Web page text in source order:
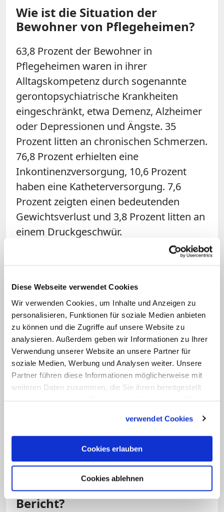
Diese Webseite verwendet Cookies
Wir verwenden Cookies, um Inhalte und Anzeigen zu
personalisieren, Funktionen für soziale Medien anbieten
zu können und die Zugriffe auf unsere Website zu
analysieren. Außerdem geben wir Informationen zu Ihrer
Verwendung unserer Website an unsere Partner für
soziale Medien, Werbung und Analysen weiter. Unsere
Partner führen diese Informationen möglicherweise mit
weiteren Daten zusammen, die Sie ihnen bereitgestellt
verwendet Cookies
Cookies erlauben
Cookies ablehnen
Wie ist die Situation der
Bewohner von Pflegeheimen?
63,8 Prozent der Bewohner in
Pflegeheimen waren in ihrer
Alltagskompetenz durch sogenannte
gerontopsychiatrische Krankheiten
eingeschränkt, etwa Demenz, Alzheimer
oder Depressionen und Ängste. 35
Prozent litten an chronischen Schmerzen.
76,8 Prozent erhielten eine
Inkontinenzversorgung, 10,6 Prozent
haben eine Katheterversorgung. 7,6
Prozent zeigten einen bedeutenden
Gewichtsverlust und 3,8 Prozent litten an
einem Druckgeschwür.
Bei den ambulanten Diensten
bewerteten es die Prüfer positiv, dass bei
83,6 Prozent der Pflegebedürftigen in
deren Wohnungen Beratungen etwa
über Sturzrisiken durchgeführt wurden.
2012 war dies nur bei 50,1 Prozent der
Fall. Bei 14,1 Prozent der
für die keine ärztliche Verordnung vorlag,
oder Medikamente mit falscher
Wirkstoffkonzentration verabreicht
(2012: 22,5 Prozent).
Auf welchen Daten beruht der
Bericht?